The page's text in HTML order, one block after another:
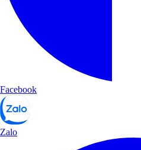
Facebook
Zalo